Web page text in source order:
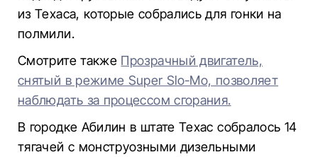
из Техаса, которые собрались для гонки на
полмили.
Смотрите также Прозрачный двигатель,
снятый в режиме Super Slo-Mo, позволяет
наблюдать за процессом сгорания.
В городке Абилин в штате Техас собралось 14
тягачей с монструозными дизельными